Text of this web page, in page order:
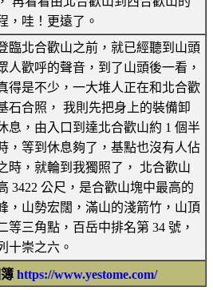
，哇！更遠了。
臨北合歡山之前，就已經聽到山頭
人歡呼的聲音，到了山頭後一看，
得是不少，一大堆人正在和北合歡
石合照， 我則先把身上的裝備卸
息，由入口到達北合歡山約 1 個半
，等到休息夠了，基點也沒有人佔
時，就輪到我獨照了， 北合歡山
3422 公尺，是合歡山塊中最高的
，山勢宏闊，滿山的淺箭竹，山頂
等三角點，百岳中排名第 34 號，
十崇之六。
https://www.yestome.com/